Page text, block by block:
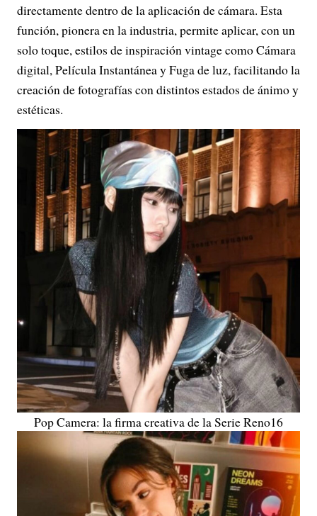
directamente dentro de la aplicación de cámara. Esta
función, pionera en la industria, permite aplicar, con un
solo toque, estilos de inspiración vintage como Cámara
digital, Película Instantánea y Fuga de luz, facilitando la
creación de fotografías con distintos estados de ánimo y
estéticas.
Pop Camera: la firma creativa de la Serie Reno16